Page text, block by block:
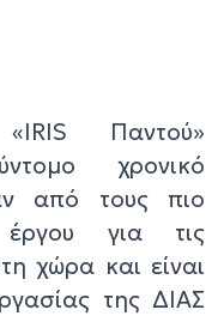
Παντού»
χρονικό
από τους πιο
έργου για τις
χώρα και είναι
της ΔΙΑΣ